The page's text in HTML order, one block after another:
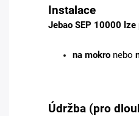
Instalace
Jebao SEP 10000 lze
na mokro nebo
Údržba (pro